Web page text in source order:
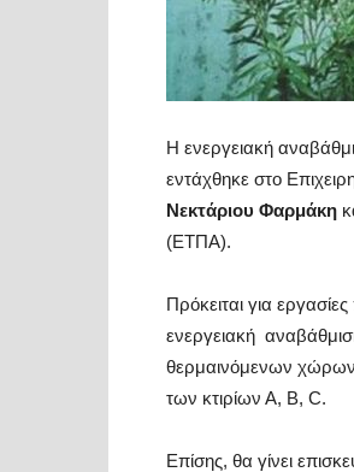
Η ενεργειακή
εντάχθηκε στο
Νεκτάριου Φαρμάκη
(ΕΤΠΑ).
Πρόκειται για
ενεργειακή
θερμαινόμενων χώρων
των κτιρίων Α, B, C.
Επίσης, θα γίνει